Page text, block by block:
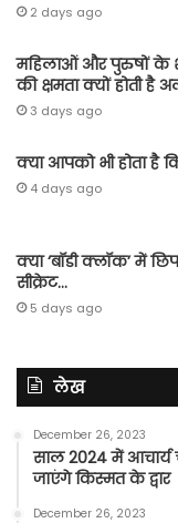
2 days ago
महिलाओं और पुरुषों के
की क्षमता क्यों होती है
3 days ago
क्या आपको भी होता है
4 days ago
क्या ‘बॉडी क्लॉक’ में
सीक्रेट…
5 days ago
लेख
December 26, 2023
साल 2024 में
जाएंगे किस्मत के द्वार
December 26, 2023